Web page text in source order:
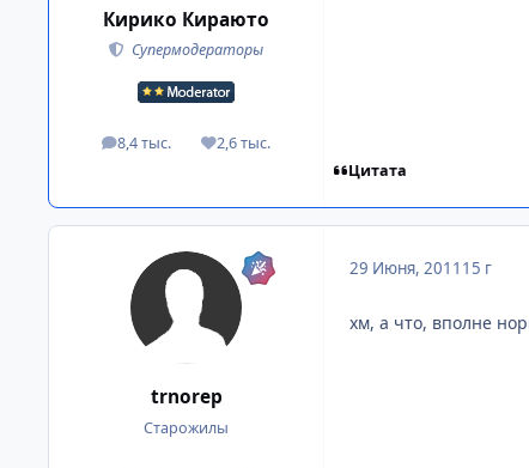
Кирико Кираюто
Супермодераторы
8,4 тыс.
посты 2,6 тыс.
Репутация
Цитата
trnorep
Старожилы
29 Июня, 2011 15 г
хм, а что, вполне